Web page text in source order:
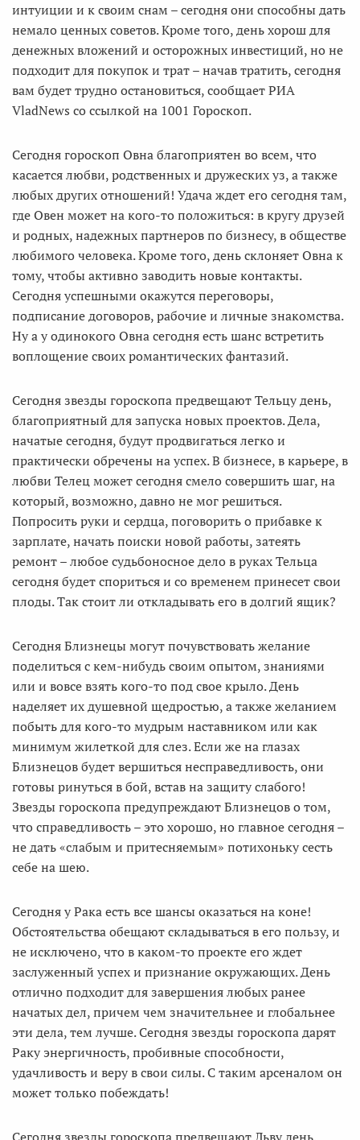
интуиции и к своим снам – сегодня они способны дать
немало ценных советов. Кроме того, день хорош для
денежных вложений и осторожных инвестиций, но не
подходит для покупок и трат – начав тратить, сегодня
вам будет трудно остановиться, сообщает РИА
VladNews со ссылкой на 1001 Гороскоп.
Сегодня гороскоп Овна благоприятен во всем, что
касается любви, родственных и дружеских уз, а также
любых других отношений! Удача ждет его сегодня там,
где Овен может на кого-то положиться: в кругу друзей
и родных, надежных партнеров по бизнесу, в обществе
любимого человека. Кроме того, день склоняет Овна к
тому, чтобы активно заводить новые контакты.
Сегодня успешными окажутся переговоры,
подписание договоров, рабочие и личные знакомства.
Ну а у одинокого Овна сегодня есть шанс встретить
воплощение своих романтических фантазий.
Сегодня звезды гороскопа предвещают Тельцу день,
благоприятный для запуска новых проектов. Дела,
начатые сегодня, будут продвигаться легко и
практически обречены на успех. В бизнесе, в карьере, в
любви Телец может сегодня смело совершить шаг, на
который, возможно, давно не мог решиться.
Попросить руки и сердца, поговорить о прибавке к
зарплате, начать поиски новой работы, затеять
ремонт – любое судьбоносное дело в руках Тельца
сегодня будет спориться и со временем принесет свои
плоды. Так стоит ли откладывать его в долгий ящик?
Сегодня Близнецы могут почувствовать желание
поделиться с кем-нибудь своим опытом, знаниями
или и вовсе взять кого-то под свое крыло. День
наделяет их душевной щедростью, а также желанием
побыть для кого-то мудрым наставником или как
минимум жилеткой для слез. Если же на глазах
Близнецов будет вершиться несправедливость, они
готовы ринуться в бой, встав на защиту слабого!
Звезды гороскопа предупреждают Близнецов о том,
что справедливость – это хорошо, но главное сегодня –
не дать «слабым и притесняемым» потихоньку сесть
себе на шею.
Сегодня у Рака есть все шансы оказаться на коне!
Обстоятельства обещают складываться в его пользу, и
не исключено, что в каком-то проекте его ждет
заслуженный успех и признание окружающих. День
отлично подходит для завершения любых ранее
начатых дел, причем чем значительнее и глобальнее
эти дела, тем лучше. Сегодня звезды гороскопа дарят
Раку энергичность, пробивные способности,
удачливость и веру в свои силы. С таким арсеналом он
может только побеждать!